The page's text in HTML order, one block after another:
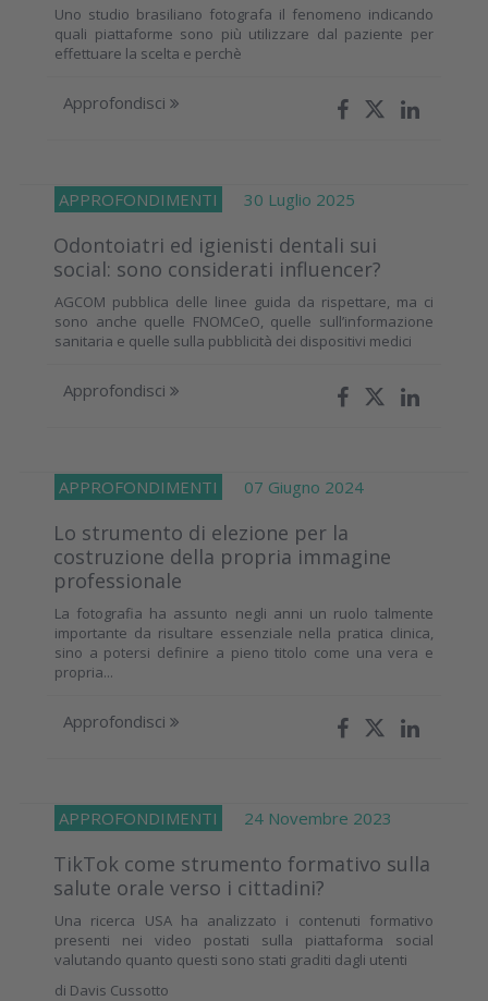
Uno studio brasiliano fotografa il fenomeno indicando
quali piattaforme sono più utilizzare dal paziente per
effettuare la scelta e perchè
Approfondisci
APPROFONDIMENTI 30 Luglio 2025
Odontoiatri ed igienisti dentali sui
social: sono considerati influencer?
AGCOM pubblica delle linee guida da rispettare, ma ci
sono anche quelle FNOMCeO, quelle sull’informazione
sanitaria e quelle sulla pubblicità dei dispositivi medici
Approfondisci
APPROFONDIMENTI 07 Giugno 2024
Lo strumento di elezione per la
costruzione della propria immagine
professionale
La fotografia ha assunto negli anni un ruolo talmente
importante da risultare essenziale nella pratica clinica,
sino a potersi definire a pieno titolo come una vera e
propria...
Approfondisci
APPROFONDIMENTI 24 Novembre 2023
TikTok come strumento formativo sulla
salute orale verso i cittadini?
Una ricerca USA ha analizzato i contenuti formativo
presenti nei video postati sulla piattaforma social
valutando quanto questi sono stati graditi dagli utenti
di Davis Cussotto